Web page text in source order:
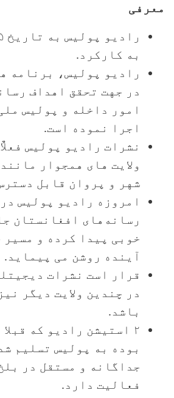
معرفی
به کارکرد.
رادیو پولیس، برنامه
در جهت تحقق اهداف
امور داخله و پولیس
اجرا نموده است.
نشرات رادیو پولیس
ولایت های همجوار
شهر و پروان قابل
امروزه رادیو پولیس
رسانه‌های افغانستان
خوبی پیدا کرده و مسیر
آینده روشن می پیماید.
قرار است نشرات
در چندین ولایت دیگر
باشد.
۲ استیشن رادیو که
بوده به پولیس تسلیم
جداگانه و مستقل در
فعالیت دارد.